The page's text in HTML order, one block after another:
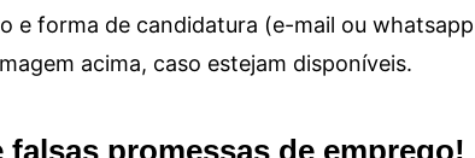
e forma de candidatura (e-mail ou whatsapp
acima, caso estejam disponíveis.
promessas de emprego!